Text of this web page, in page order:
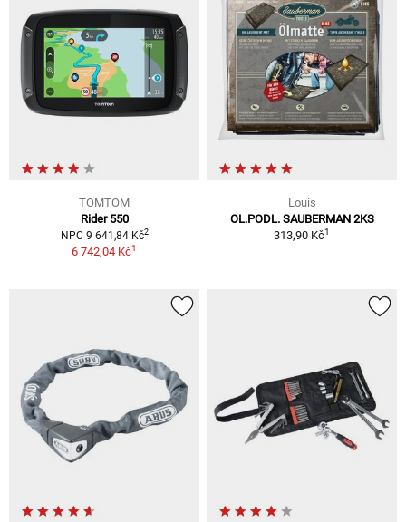
TOMTOM
Rider 550
NPC 9 641,84 Kč2
6 742,04 Kč1
Louis
OL.PODL. SAUBERMAN 2KS
313,90 Kč1